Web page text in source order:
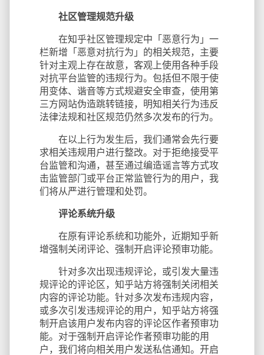
社区管理规范升级
在知乎社区管理规定中「恶意行为」一
栏新增「恶意对抗行为」的相关规范，主要
针对主观上存在故意，客观上使用各种手段
对抗平台监管的违规行为。包括但不限于使
用变体、谐音等方式规避安全审查，使用第
三方网站伪造跳转链接，明知相关行为违反
法律法规和社区规范仍然多次发布的行为。
在以上行为发生后，我们通常会先行要
求相关违规用户进行整改。对于拒绝接受平
台监管和沟通，甚至通过编造谣言等方式攻
击监管部门或平台正常监管行为的用户，我
们将从严进行管理和处罚。
评论系统升级
在原有评论系统和功能外，近期知乎新
增强制关闭评论、强制开启评论预审功能。
针对多次出现违规评论，或引发大量违
规评论的评论区，知乎站方将强制关闭相关
内容的评论功能。针对多次发布违规内容，
或多次引发违规评论的用户，知乎站方将强
制开启该用户发布内容的评论区作者预审功
能。对于强制开启评论作者预审功能的用
户，我们将向相关用户发送私信通知。开启